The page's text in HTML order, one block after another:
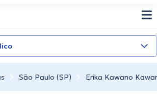
São Paulo (SP) Erika Kawano